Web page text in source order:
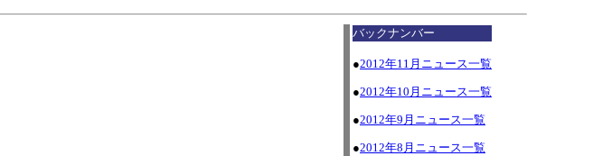
バックナンバー
●2012年11月ニュース一覧
●2012年10月ニュース一覧
●2012年9月ニュース一覧
●2012年8月ニュース一覧